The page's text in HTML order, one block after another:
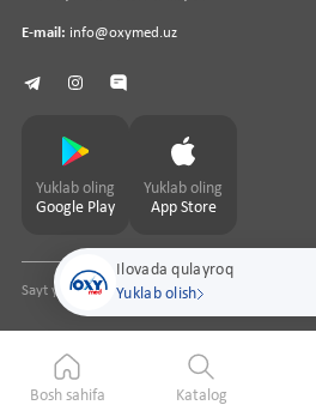
Ilovada qulayroq
Yuklab olish
E-mail: info@oxymed.uz
Yuklab oling
Google Play
Yuklab oling
App Store
Sayt yaratuvchipharmit.uz
Bosh sahifa Katalog